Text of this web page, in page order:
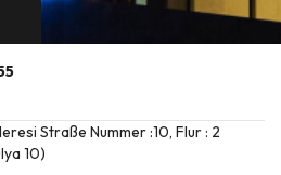
Straße Nummer :10, Flur : 2
10)